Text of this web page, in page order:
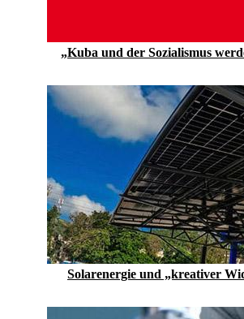
„Kuba und der Sozialismus
Solarenergie und „kreativer